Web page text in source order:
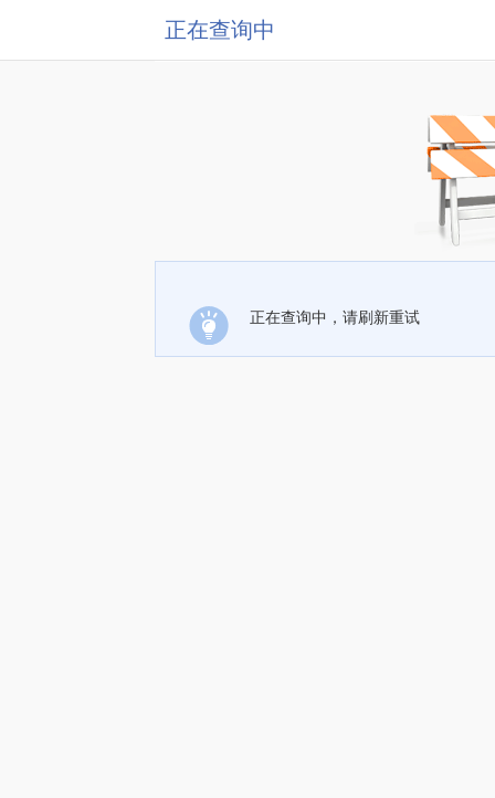
正在查询中
正在查询中，请刷新重试